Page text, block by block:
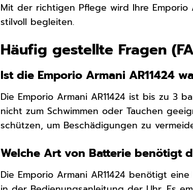
Mit der richtigen Pflege wird Ihre Emporio
stilvoll begleiten.
Häufig gestellte Fragen
Ist die Emporio Armani AR11424
Die Emporio Armani AR11424 ist bis zu 3
nicht zum Schwimmen oder Tauchen
schützen, um Beschädigungen zu
Welche Art von Batterie benötigt
Die Emporio Armani AR11424 benötigt